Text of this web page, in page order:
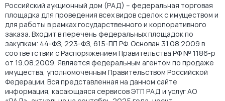
Российский аукционный дом (РАД) – федеральная торговая
площадка для проведения всех видов сделок с имуществом и
для работы в рамках государственного и корпоративного
заказа. Входит в перечень федеральных площадок по
закупкам: 44-ФЗ, 223-ФЗ, 615-ПП РФ. Основан 31.08.2009 в
соответствии с Распоряжением Правительства РФ № 1186-р
от 19.08.2009. Является федеральным агентом по продаже
имущества, уполномоченным Правительством Российской
Федерации. Вся представленная на данном сайте
информация, касающаяся сервисов ЭТП РАД и услуг АО